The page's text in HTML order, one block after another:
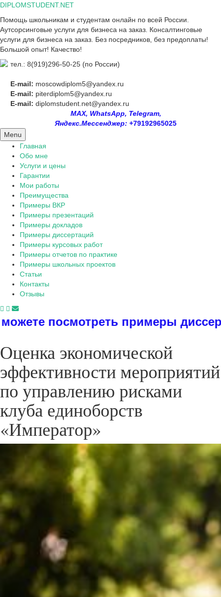
Skip
content
DIPLOMSTUDENT.NET
Помощь школьникам и студентам онлайн по всей России.
Аутсорсинговые услуги для бизнеса на заказ. Консалтинговые
услуги для бизнеса на заказ. Без посредников, без предоплаты!
Большой опыт! Качество!
тел.: 8(919)296-50-25 (по России)
E-mail: moscowdiplom5@yandex.ru
E-mail: piterdiplom5@yandex.ru
E-mail: diplomstudent.net@yandex.ru
MAX, WhatsApp, Telegram,
Яндекс.Мессенджер: +79192965025
Menu
Главная
Обо мне
Услуги и цены
Гарантии
Мои работы
Преимущества
Примеры ВКР
Примеры презентаций
Примеры докладов
Примеры диссертаций
Примеры курсовых работ
Примеры отчетов по практике
Примеры школьных проектов
Статьи
Контакты
Отзывы
примеры диссертаций,
Оценка экономической
эффективности мероприятий
по управлению рисками
клуба единоборств
«Император»